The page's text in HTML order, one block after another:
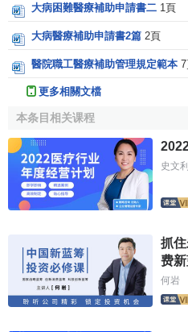
供、維護和更換。
各國疾病保險規定的醫療
要有三種方式：
(1)由公共衛生系統或社會保
給醫療照顧的提供者，病人一般
不發生經濟關係。
(2)償還病人的治療費用或由
病人按其所得到的醫療服務向
費，然後由社會保險機構按規定
(3)直接向病人提供醫療照顧
或政府自己擁有並經辦醫療設
的人員掌管，由他們直接向合格
大病困難醫療補助申請書二 1頁
大病醫療補助申請書2篇 2頁
醫院職工醫療補助管理規定範本
更多相關文檔
本条目相关课程
史文利
抓
费
何岩